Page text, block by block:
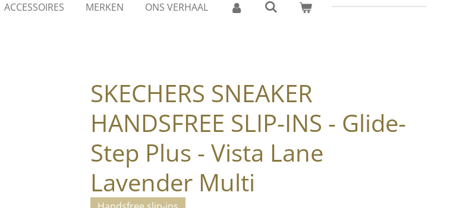
ACCESSOIRES MERKEN ONS VERHAAL
SKECHERS SNEAKER
HANDSFREE SLIP-INS - Glide-
Step Plus - Vista Lane
Lavender Multi